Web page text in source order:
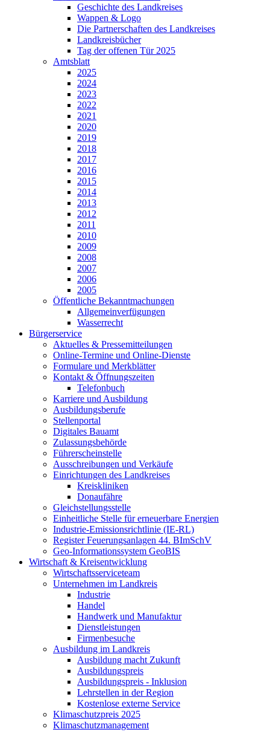
Geschichte des Landkreises
Wappen & Logo
Die Partnerschaften des Landkreises
Landkreisbücher
Tag der offenen Tür 2025
Amtsblatt
2025
2024
2023
2022
2021
2020
2019
2018
2017
2016
2015
2014
2013
2012
2011
2010
2009
2008
2007
2006
2005
Öffentliche Bekanntmachungen
Allgemeinverfügungen
Wasserrecht
Bürgerservice
Aktuelles & Pressemitteilungen
Online-Termine und Online-Dienste
Formulare und Merkblätter
Kontakt & Öffnungszeiten
Telefonbuch
Karriere und Ausbildung
Ausbildungsberufe
Stellenportal
Digitales Bauamt
Zulassungsbehörde
Führerscheinstelle
Ausschreibungen und Verkäufe
Einrichtungen des Landkreises
Kreiskliniken
Donaufähre
Gleichstellungsstelle
Einheitliche Stelle für erneuerbare Energien
Industrie-Emissionsrichtlinie (IE-RL)
Register Feuerungsanlagen 44. BImSchV
Geo-Informationssystem GeoBIS
Wirtschaft & Kreisentwicklung
Wirtschaftsserviceteam
Unternehmen im Landkreis
Industrie
Handel
Handwerk und Manufaktur
Dienstleistungen
Firmenbesuche
Ausbildung im Landkreis
Ausbildung macht Zukunft
Ausbildungspreis
Ausbildungspreis - Inklusion
Lehrstellen in der Region
Kostenlose externe Service
Klimaschutzpreis 2025
Klimaschutzmanagement